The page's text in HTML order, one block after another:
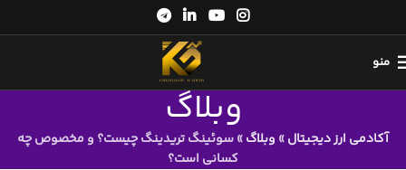
منو
وبلاگ
آکادمی ارز دیجیتال» وبلاگ»سوئینگ تریدینگ چیست؟ و مخصوص چه
کسانی است؟